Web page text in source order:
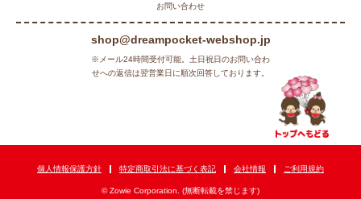
お問い合わせ
shop@dreampocket-webshop.jp
※メール24時間受付可能。土日祝日のお問い合わ
せへの返信は翌営業日に順次回答しております。
個人情報保護方針 特定商取引法に基づく表記 会社情報 ご利用規約
© Zowie Corporation. (無断転載を禁じます)